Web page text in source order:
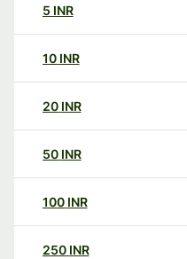
5 INR
10 INR
20 INR
50 INR
100 INR
250 INR